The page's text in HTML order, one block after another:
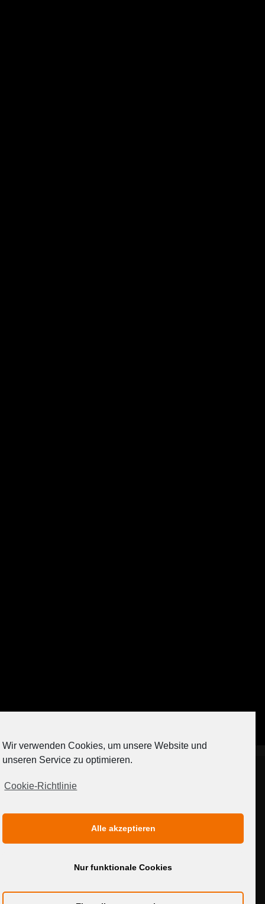
[contact-form-7 404 "Nicht gefunden"]
MEDIADATEN
Wir verwenden Cookies, um unsere Website und
unseren Service zu optimieren.
Cookie-Richtlinie
Alle akzeptieren
Nur funktionale Cookies